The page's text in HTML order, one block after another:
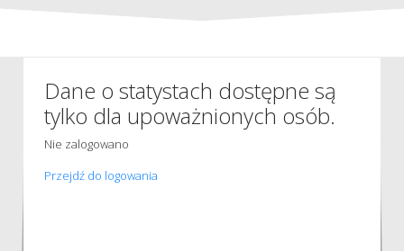
Dane o statystach dostępne są
tylko dla upoważnionych osób.
Nie zalogowano
Przejdź do logowania